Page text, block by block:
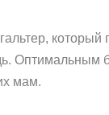
который
Оптимальным
мам.